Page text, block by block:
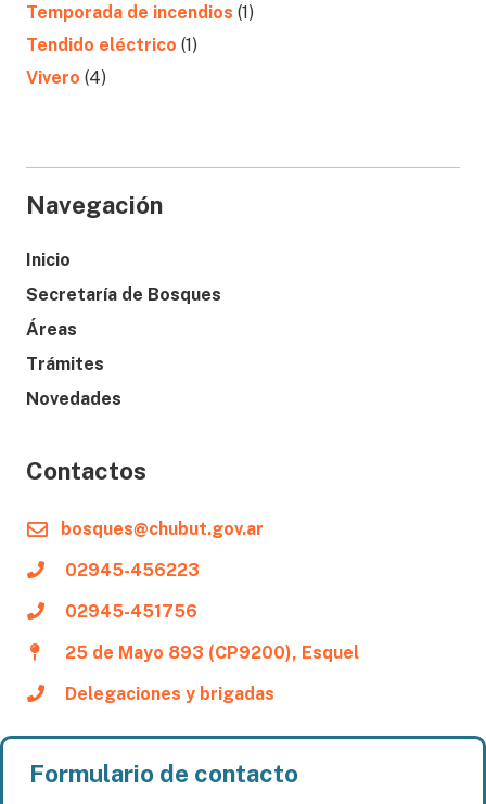
Temporada de incendios (1)
Tendido eléctrico (1)
Vivero (4)
Navegación
Inicio
Secretaría de Bosques
Áreas
Trámites
Novedades
Contactos
bosques@chubut.gov.ar
02945-456223
02945-451756
25 de Mayo 893 (CP9200), Esquel
Delegaciones y brigadas
Formulario de contacto